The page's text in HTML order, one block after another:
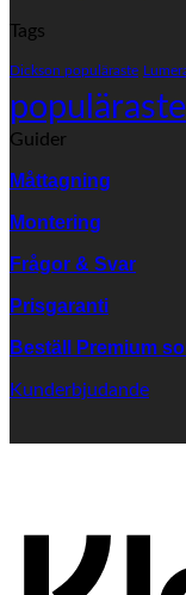
Tags
Dickson populäraste
populäraste
Guider
Måttagning
Montering
Frågor & Svar
Prisgaranti
Beställ Premium
Kunderbjudande